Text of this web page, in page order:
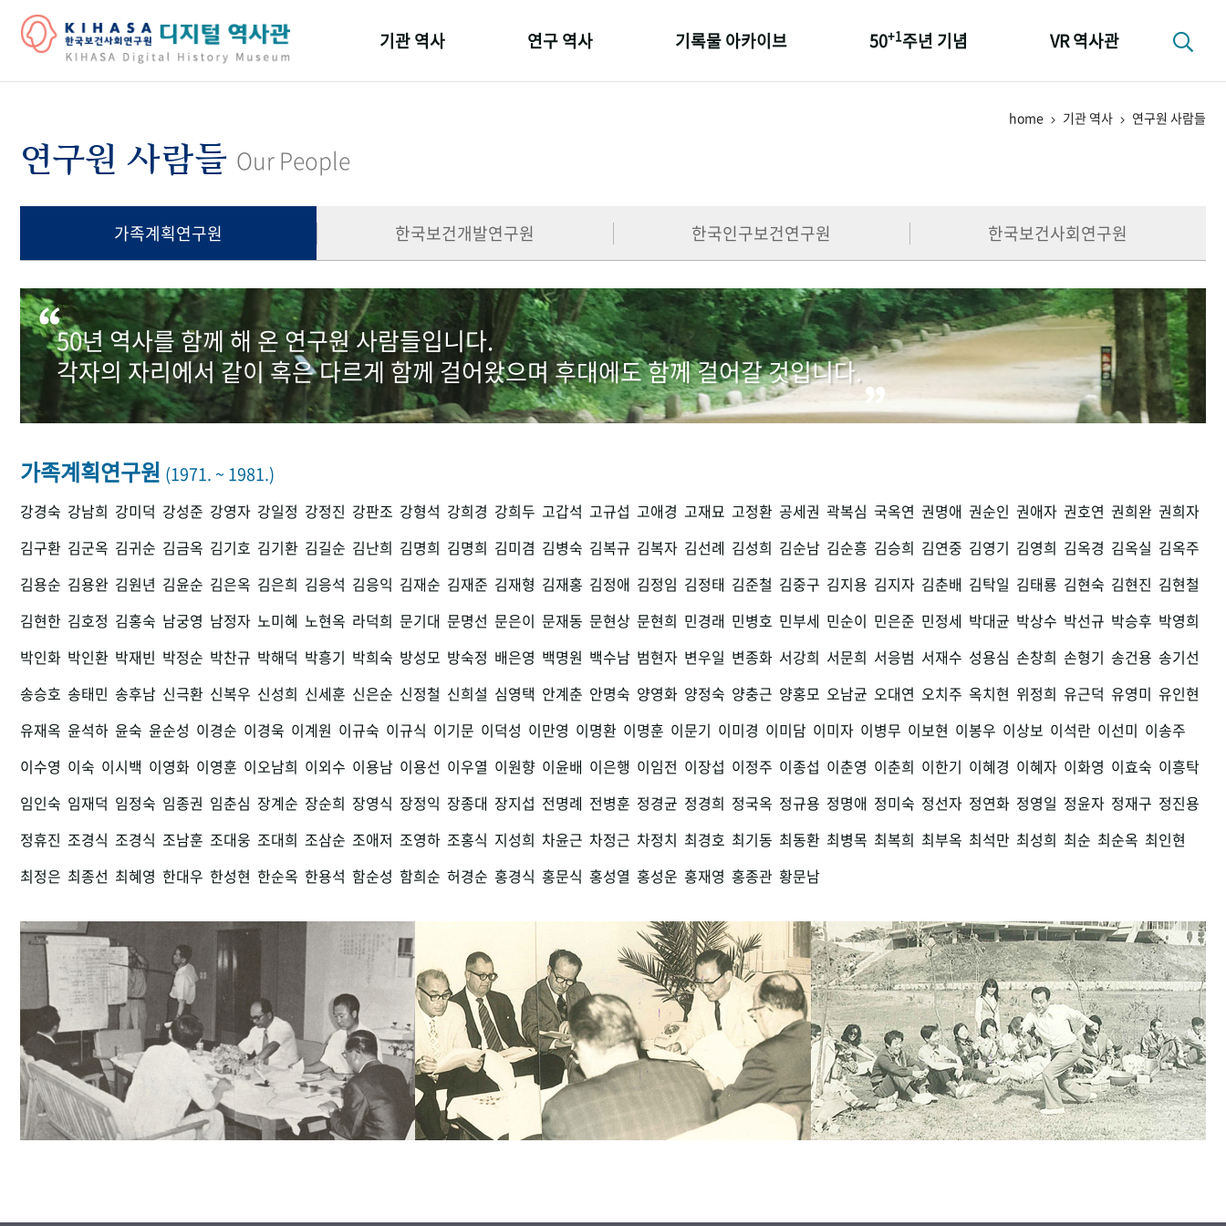
기관 역사 연구 역사 기록물 아카이브 50+1주년 기념
세계와 함께 한 KIHASA
VR 역사관
home 기관 역사 연구원 사람들
연구원 사람들 Our People
가족계획연구원 한국보건개발연구원 한국인구보건연구원 한국보건사회연구원
50년 역사를 함께 해 온 연구원 사람들입니다.
각자의 자리에서 같이 혹은 다르게 함께 걸어왔으며 후대에도 함께 걸어갈 것입니다.
가족계획연구원 (1971. ~ 1981.)
강경숙 강남희 강미덕 강성준 강영자 강일정 강정진 강판조 강형석 강희경 강희두 고갑석 고규섭 고애경 고재묘 고정환 공세권 곽복심 국옥연 권명애 권순인 권애자 권호연 권희완 권희자
김구환 김군옥 김귀순 김금옥 김기호 김기환 김길순 김난희 김명희 김명희 김미겸 김병숙 김복규 김복자 김선례 김성희 김순남 김순흥 김승희 김연중 김영기 김영희 김옥경 김옥실 김옥주
김용순 김용완 김원년 김윤순 김은옥 김은희 김응석 김응익 김재순 김재준 김재형 김재홍 김정애 김정임 김정태 김준철 김중구 김지용 김지자 김춘배 김탁일 김태룡 김현숙 김현진 김현철
김현한 김호정 김홍숙 남궁영 남정자 노미혜 노현옥 라덕희 문기대 문명선 문은이 문재동 문현상 문현희 민경래 민병호 민부세 민순이 민은준 민정세 박대균 박상수 박선규 박승후 박영희
박인화 박인환 박재빈 박정순 박찬규 박해덕 박흥기 박희숙 방성모 방숙정 배은영 백명원 백수남 범현자 변우일 변종화 서강희 서문희 서응범 서재수 성용심 손창희 손형기 송건용 송기선
송승호 송태민 송후남 신극환 신복우 신성희 신세훈 신은순 신정철 신희설 심영택 안계춘 안명숙 양영화 양정숙 양충근 양홍모 오남균 오대연 오치주 옥치현 위정희 유근덕 유영미 유인현
유재옥 윤석하 윤숙 윤순성 이경순 이경욱 이계원 이규숙 이규식 이기문 이덕성 이만영 이명환 이명훈 이문기 이미경 이미담 이미자 이병무 이보현 이봉우 이상보 이석란 이선미 이송주
이수영 이숙 이시백 이영화 이영훈 이오남희 이외수 이용남 이용선 이우열 이원향 이윤배 이은행 이임전 이장섭 이정주 이종섭 이춘영 이춘희 이한기 이혜경 이혜자 이화영 이효숙 이흥탁
임인숙 임재덕 임정숙 임종권 임춘심 장계순 장순희 장영식 장정익 장종대 장지섭 전명례 전병훈 정경균 정경희 정국옥 정규용 정명애 정미숙 정선자 정연화 정영일 정윤자 정재구 정진용
정휴진 조경식 조경식 조남훈 조대웅 조대희 조삼순 조애저 조영하 조홍식 지성희 차윤근 차정근 차정치 최경호 최기동 최동환 최병목 최복희 최부옥 최석만 최성희 최순 최순옥 최인현
최정은 최종선 최혜영 한대우 한성현 한순옥 한용석 함순성 함희순 허경순 홍경식 홍문식 홍성열 홍성운 홍재영 홍종관 황문남